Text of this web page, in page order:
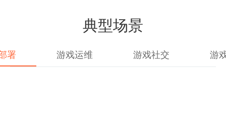
典型场景
署 游戏运维 游戏社交 游